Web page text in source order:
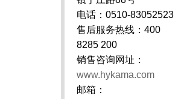
电话：0510-83052523
售后服务热线：400
8285 200
销售咨询网址：
www.hykama.com
邮箱：